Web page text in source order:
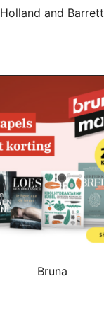
Holland and Barrett
Bruna